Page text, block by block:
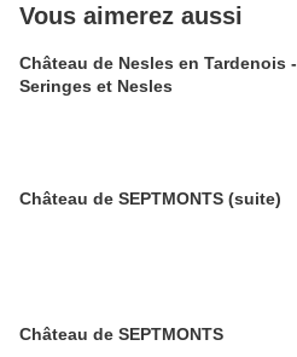
Vous aimerez aussi
Château de Nesles en Tardenois -
Seringes et Nesles
Château de SEPTMONTS (suite)
Château de SEPTMONTS